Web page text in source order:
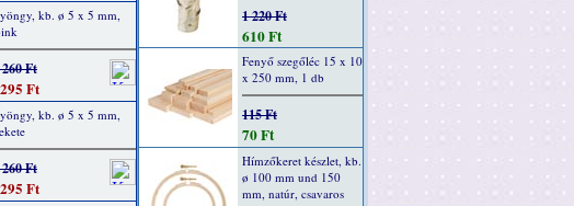
kb. ø 5 x 5 mm,
Ft
Ft
kb. ø 5 x 5 mm,
Ft
Ft
1 220 Ft
610 Ft
Fenyő szegőléc 15 x 10
x 250 mm, 1 db
115 Ft
70 Ft
Hímzőkeret készlet, kb.
ø 100 mm und 150
mm, natúr, csavaros